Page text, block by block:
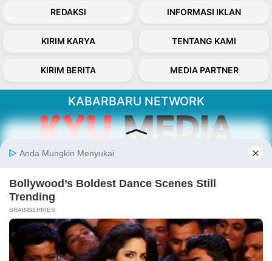
REDAKSI INFORMASI IKLAN
KIRIM KARYA TENTANG KAMI
KIRIM BERITA MEDIA PARTNER
KABARBARU NETWORK
Follow Kabarbaru